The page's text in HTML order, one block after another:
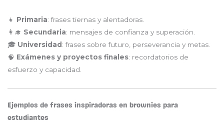
👧 Primaria: frases tiernas y alentadoras.
👩‍🎓 Secundaria: mensajes de confianza y superación.
🎓 Universidad : frases sobre futuro, perseverancia y metas.
🧠 Exámenes y proyectos finales: recordatorios de
esfuerzo y capacidad.
Ejemplos de frases inspiradoras en brownies para
estudiantes